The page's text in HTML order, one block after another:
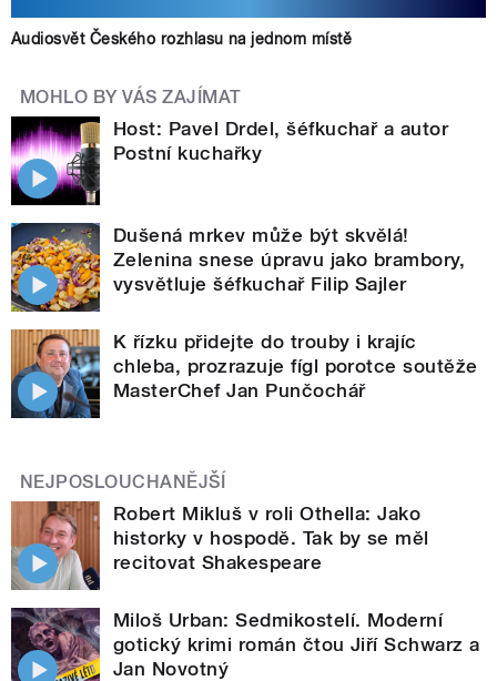
Audiosvět Českého rozhlasu na jednom místě
MOHLO BY VÁS ZAJÍMAT
Host: Pavel Drdel, šéfkuchař a autor
Postní kuchařky
Dušená mrkev může být skvělá!
Zelenina snese úpravu jako brambory,
vysvětluje šéfkuchař Filip Sajler
K řízku přidejte do trouby i krajíc
chleba, prozrazuje fígl porotce soutěže
MasterChef Jan Punčochář
NEJPOSLOUCHANĚJŠÍ
Robert Mikluš v roli Othella: Jako
historky v hospodě. Tak by se měl
recitovat Shakespeare
Miloš Urban: Sedmikostelí. Moderní
gotický krimi román čtou Jiří Schwarz a
Jan Novotný